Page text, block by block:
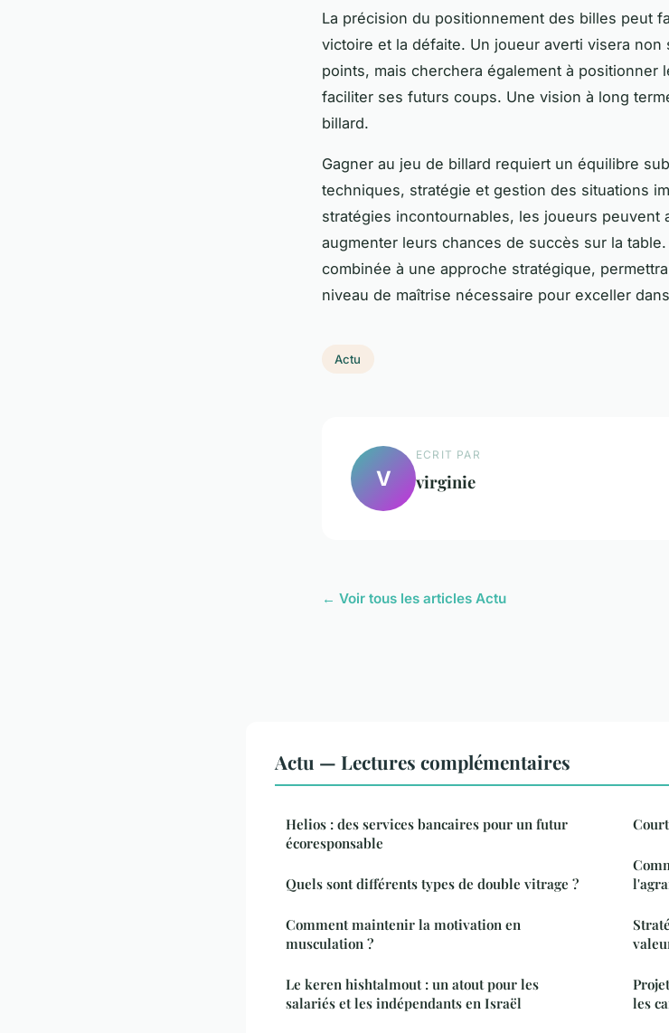
La précision du positionnement des billes peut
victoire et la défaite. Un joueur averti visera non
points, mais cherchera également à positionner
faciliter ses futurs coups. Une vision à long
billard.
Gagner au jeu de billard requiert un équilibre
techniques, stratégie et gestion des situations
stratégies incontournables, les joueurs peuvent
augmenter leurs chances de succès sur la
combinée à une approche stratégique,
niveau de maîtrise nécessaire pour exceller
Actu
V
ECRIT PAR
virginie
← Voir tous les articles Actu
Actu — Lectures complémentaires
Helios : des services bancaires pour un futur
écoresponsable
Quels sont différents types de double vitrage ?
Comment maintenir la motivation en
musculation ?
Le keren hishtalmout : un atout pour les
salariés et les indépendants en Israël
les